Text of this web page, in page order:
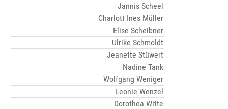
Jannis Scheel
Charlott Ines Müller
Elise Scheibner
Ulrike Schmoldt
Jeanette Stüwert
Nadine Tank
Wolfgang Weniger
Leonie Wenzel
Dorothea Witte